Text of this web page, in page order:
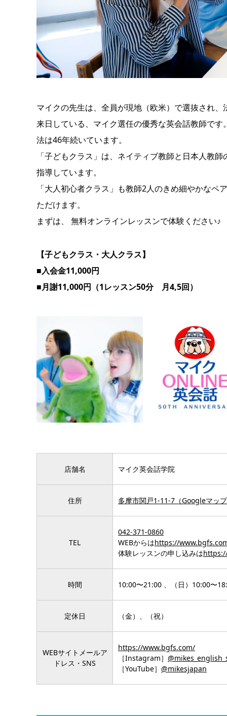
マイクの先生は、全員が現地（欧米）で選抜され
来日している、マイク選任の優秀な英会話教師で
法は46年続いています。
「子どもクラス」は、ネイティブ教師と日本人教
指導しています。
「大人初心者クラス」も教師2人のきめ細やかな
ただけます。
まずは、 無料オンラインレッスンで体験ください♪
【子どもクラス・大人クラス】
■入会金11,000円
■月謝11,000円（1レッスン50分 月4,5回）
店舗名 マイク英会話学院
住所 多摩市関戸1-11-7 （Googleマッ
TEL
042-371-0860
WEBからはhttps://
体験レッスンの申し込みは
時間 10:00〜21:00 、（日）10:00〜
定休日 （金）、（祝）
WEBサイトメールア
ドレス・SNS
https://www.bgfs.com/
［Instagram］
［YouTube］ @mikesjapan